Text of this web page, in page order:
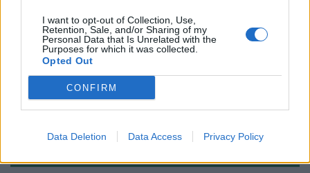
I want to opt-out of Collection, Use,
Retention, Sale, and/or Sharing of my
Personal Data that Is Unrelated with the
Purposes for which it was collected.
Opted Out
CONFIRM
Data Deletion Data Access Privacy Policy
Fler E-tidningar